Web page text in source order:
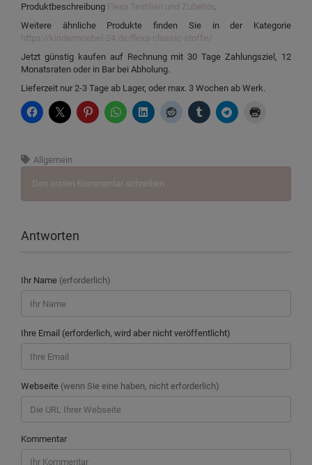
Produktbeschreibung Flexa Textilien und Zubehör.
Weitere ähnliche Produkte finden Sie in der Kategorie
https://kindermoebel-24.de/flexa-classic-stoffe/
Jetzt günstig kaufen auf Rechnung mit 30 Tage Zahlungsziel, 12
Monatsraten oder in Bar bei Abholung.
Lieferzeit nur 2-3 Tage ab Lager, oder max. 3 Wochen ab Werk.
Allgemein
Den ersten Kommentar schreiben.
Antworten
Ihr Name (erforderlich)
Ihre Email (erforderlich, wird aber nicht veröffentlicht)
Webseite (wenn Sie eine haben, nicht erforderlich)
Kommentar